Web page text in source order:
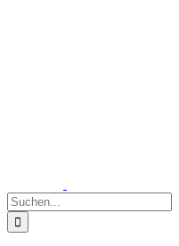
Suche
nach: